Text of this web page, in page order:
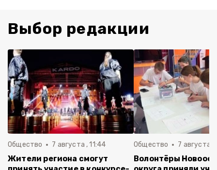
Выбор редакции
Общество 7 августа , 11:44
Жители региона смогут
Общество 7 августа ,
Волонтёры